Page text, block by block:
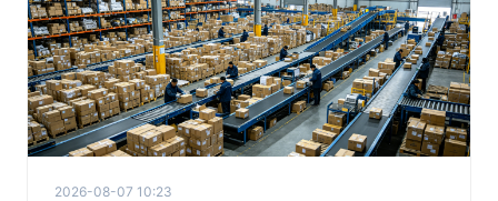
2026-08-07 10:23